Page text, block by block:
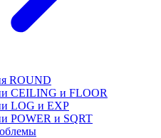
ROUND
CEILING и FLOOR
LOG и EXP
POWER и SQRT